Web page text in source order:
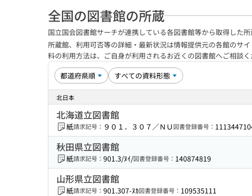
全国の図書館の所蔵
国立国会図書館サーチが連携している各図書館等から取得した所
所蔵館、利用可否等の詳細・最新状況は情報提供元の各館のサ
料の利用方法は、ご自身が利用されるお近くの図書館へご相談
北日本
北海道立図書館
紙請求記号： ９０１．３０７／ＮＵ図書登録番号：
秋田県立図書館
紙請求記号： 901.3/ﾇｲ/図書登録番号： 140874819
山形県立図書館
紙請求記号： 901.307-ﾇｶ図書登録番号： 109535111